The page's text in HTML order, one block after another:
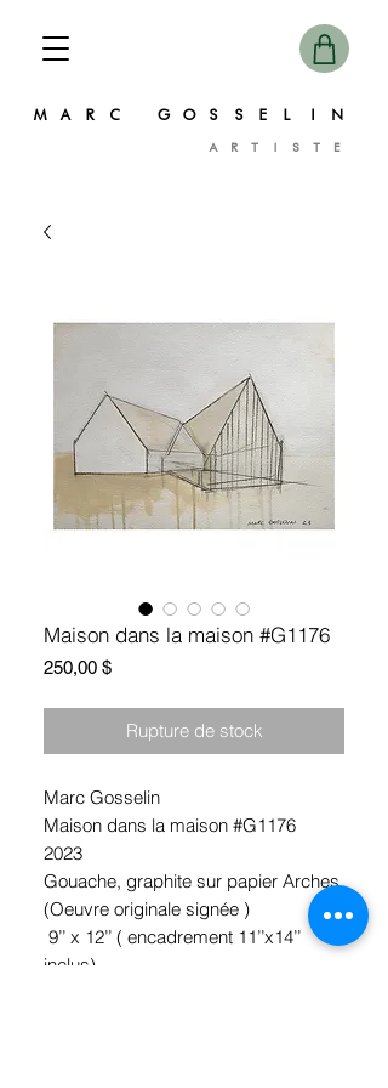
MARC GOSSELIN
ARTISTE
Maison dans la maison #G1176
250,00 $Prix
Rupture de stock
Marc Gosselin
Maison dans la maison #G1176
2023
Gouache, graphite sur papier Arches
(Oeuvre originale signée )
9’’ x 12’’ ( encadrement 11’’x14’’
inclus)